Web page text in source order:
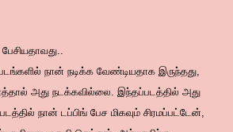
நான் நடிக்க வேண்டியதாக இருந்தது,
அது நடக்கவில்லை. இந்தப்படத்தில் அது
நான் டப்பிங் பேச மிகவும் சிரமப்பட்டேன்,